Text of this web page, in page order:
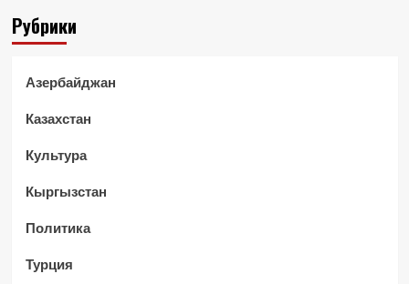
Рубрики
Азербайджан
Казахстан
Культура
Кыргызстан
Политика
Турция